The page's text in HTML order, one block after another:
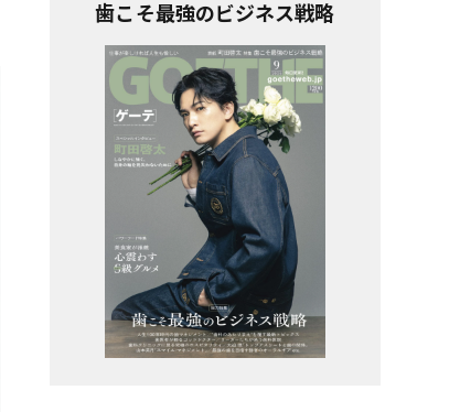
歯こそ最強のビジネス戦略